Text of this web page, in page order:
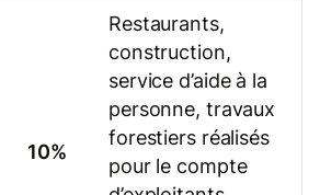
10%
Restaurants,
construction,
service d’aide à la
personne, travaux
forestiers réalisés
pour le compte